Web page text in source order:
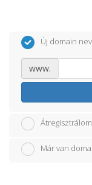
Új domain
www.
Már van